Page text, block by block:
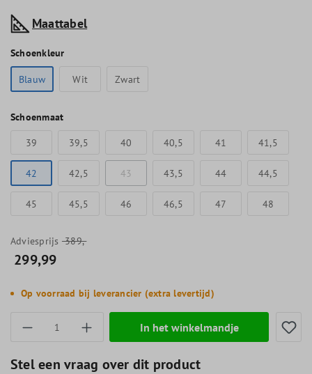
Maattabel
Schoenkleur
Blauw
Wit Zwart
Schoenmaat
39
39,5 40 40,5 41 41,5
42 42,5 43 43,5 44 44,5
45 45,5 46 46,5 47 48
Adviesprijs 389,-
299,99
Op voorraad bij leverancier (extra levertijd)
Producthoeveelheid: Voer de gewenste
In het winkelmandje
Stel een vraag over dit product